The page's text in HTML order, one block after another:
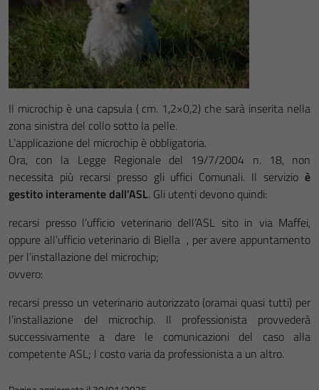
Il microchip è una capsula ( cm. 1,2×0,2) che sarà inserita nella
zona sinistra del collo sotto la pelle.
L’applicazione del microchip è obbligatoria.
Ora, con la Legge Regionale del 19/7/2004 n. 18, non
necessita più recarsi presso gli uffici Comunali. Il servizio è
gestito interamente dall’ASL. Gli utenti devono quindi:
recarsi presso l’ufficio veterinario dell’ASL sito in via Maffei,
oppure all’ufficio veterinario di Biella , per avere appuntamento
per l’installazione del microchip;
ovvero:
recarsi presso un veterinario autorizzato (oramai quasi tutti) per
l’installazione del microchip. Il professionista provvederà
successivamente a dare le comunicazioni del caso alla
competente ASL; l costo varia da professionista a un altro.